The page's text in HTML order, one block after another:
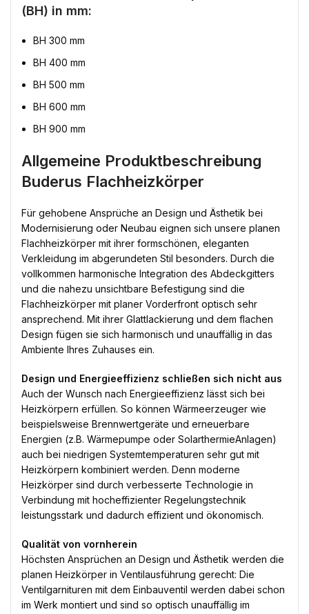
(BH) in mm:
BH 300 mm
BH 400 mm
BH 500 mm
BH 600 mm
BH 900 mm
Allgemeine Produktbeschreibung
Buderus Flachheizkörper
Für gehobene Ansprüche an Design und Ästhetik bei
Modernisierung oder Neubau eignen sich unsere planen
Flachheizkörper mit ihrer formschönen, eleganten
Verkleidung im abgerundeten Stil besonders. Durch die
vollkommen harmonische Integration des Abdeckgitters
und die nahezu unsichtbare Befestigung sind die
Flachheizkörper mit planer Vorderfront optisch sehr
ansprechend. Mit ihrer Glattlackierung und dem flachen
Design fügen sie sich harmonisch und unauffällig in das
Ambiente Ihres Zuhauses ein.
Design und Energieeffizienz schließen sich nicht aus
Auch der Wunsch nach Energieeffizienz lässt sich bei
Heizkörpern erfüllen. So können Wärmeerzeuger wie
beispielsweise Brennwertgeräte und erneuerbare
Energien (z.B. Wärmepumpe oder SolarthermieAnlagen)
auch bei niedrigen Systemtemperaturen sehr gut mit
Heizkörpern kombiniert werden. Denn moderne
Heizkörper sind durch verbesserte Technologie in
Verbindung mit hocheffizienter Regelungstechnik
leistungsstark und dadurch effizient und ökonomisch.
Qualität von vornherein
Höchsten Ansprüchen an Design und Ästhetik werden die
planen Heizkörper in Ventilausführung gerecht: Die
Ventilgarnituren mit dem Einbauventil werden dabei schon
im Werk montiert und sind so optisch unauffällig im